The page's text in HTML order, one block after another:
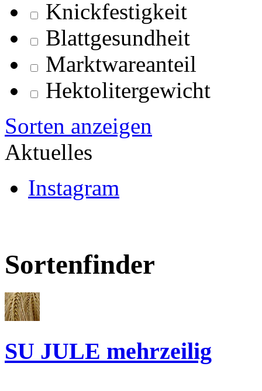
Knickfestigkeit
Blattgesundheit
Marktwareanteil
Hektolitergewicht
Sorten anzeigen
Aktuelles
Instagram
Sortenfinder
SU JULE mehrzeilig